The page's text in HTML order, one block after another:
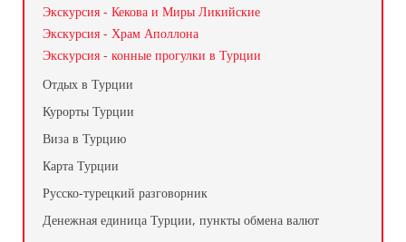
Экскурсия - Кекова и Миры Ликийские
Экскурсия - Храм Аполлона
Экскурсия - конные прогулки в Турции
Отдых в Турции
Курорты Турции
Виза в Турцию
Карта Турции
Русско-турецкий разговорник
Денежная единица Турции, пункты обмена валют